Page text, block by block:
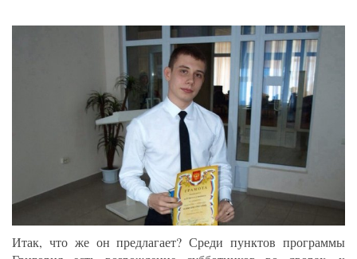
Итак, что же он предлагает? Среди пунктов программы